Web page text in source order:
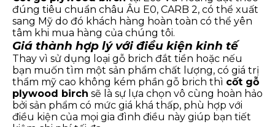
đúng tiêu chuẩn châu Âu E0, CARB 2, có thể xuất
sang Mỹ do đó khách hàng hoàn toàn có thể yên
tâm khi mua hàng của chúng tôi.
Giá thành hợp lý với điều kiện kinh tế
Thay vì sử dụng loại gỗ brich đắt tiền hoặc nếu
bạn muốn tìm một sản phẩm chất lượng, có giá trị
thẩm mỹ cao không kém phần gỗ brich thì cốt gỗ
plywood birch sẽ là sự lựa chọn vô cùng hoàn hảo
bởi sản phẩm có mức giá khá thấp, phù hợp với
điều kiện của mọi gia đình điều này giúp bạn tiết